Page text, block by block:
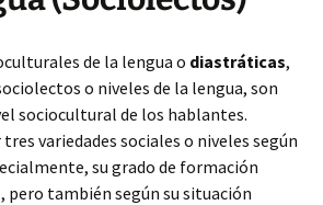
de la lengua o diastráticas,
o niveles de la lengua, son
sociocultural de los hablantes.
variedades sociales o niveles según
su grado de formación
pero también según su situación